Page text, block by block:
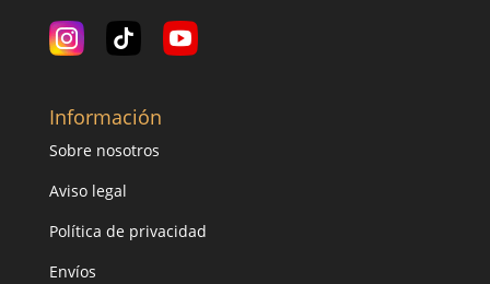
Información
Sobre nosotros
Aviso legal
Política de privacidad
Envíos